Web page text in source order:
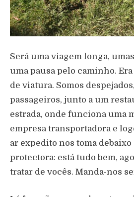
Será uma viagem longa,
uma pausa pelo caminho.
de viatura. Somos
passageiros, junto a um
estrada, onde funciona uma
empresa transportadora e
ar expedito nos toma debaixo
protectora: está tudo bem,
tratar de vocês. Manda-nos